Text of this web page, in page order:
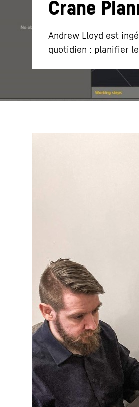
Crane
Andrew Lloyd est
quotidien : planifier